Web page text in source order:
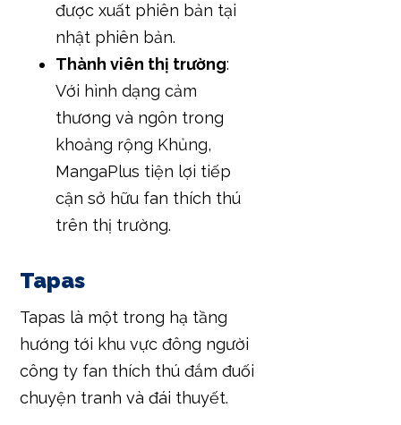
được xuất phiên bản tại
nhật phiên bản.
Thành viên thị trường:
Với hình dạng cảm
thương và ngôn trong
khoảng rộng Khủng,
MangaPlus tiện lợi tiếp
cận sở hữu fan thích thú
trên thị trường.
Tapas
Tapas là một trong hạ tầng
hướng tới khu vực đông người
công ty fan thích thú đắm đuối
chuyện tranh và đái thuyết.